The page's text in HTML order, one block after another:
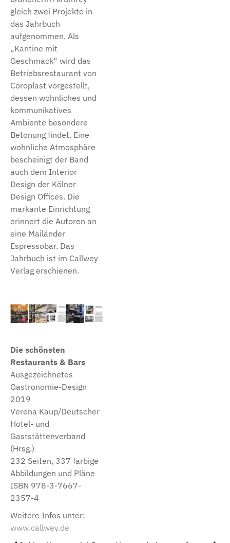
gleich zwei Projekte in
das Jahrbuch
aufgenommen. Als
„Kantine mit
Geschmack“ wird das
Betriebsrestaurant von
Coroplast vorgestellt,
dessen wohnliches und
kommunikatives
Ambiente besondere
Betonung findet. Eine
wohnliche Atmosphäre
bescheinigt der Band
auch dem Interior
Design der Kölner
Design Offices. Die
markante Einrichtung
erinnert die Autoren an
eine Mailänder
Espressobar. Das
Jahrbuch ist im Callwey
Verlag erschienen.
Die schönsten
Restaurants & Bars
Ausgezeichnetes
Gastronomie-Design
2019
Verena Kaup/Deutscher
Hotel- und
Gaststättenverband
(Hrsg.)
232 Seiten, 337 farbige
Abbildungen und Pläne
ISBN 978-3-7667-
2357-4
Weitere Infos unter:
www.callwey.de